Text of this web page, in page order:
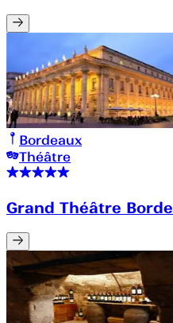
Bordeaux
Théâtre
Grand Théâtre